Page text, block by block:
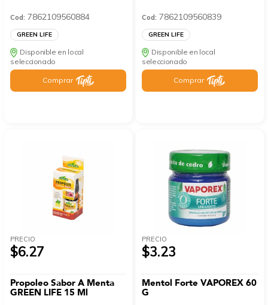
Cod: 7862109560884
GREEN LIFE
Disponible en local
seleccionado
Comprar
Cod: 7862109560839
GREEN LIFE
Disponible en local
seleccionado
Comprar
PRECIO
$6.27
Propoleo Sabor A Menta
GREEN LIFE 15 Ml
PRECIO
$3.23
Mentol Forte VAPOREX 60
G